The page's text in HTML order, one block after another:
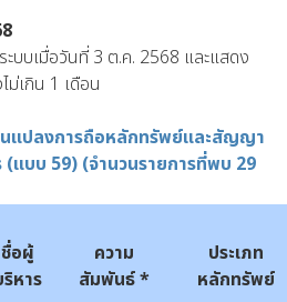
ะบบเมื่อวันที่ 3 ต.ค. 2568 และแสดง
ม่เกิน 1 เดือน
แปลงการถือหลักทรัพย์และสัญญา
แบบ 59) (จำนวนรายการที่พบ 29
ชื่อผู้
หาร
ความ
สัมพันธ์*
ประเภท
หลักทรัพย์